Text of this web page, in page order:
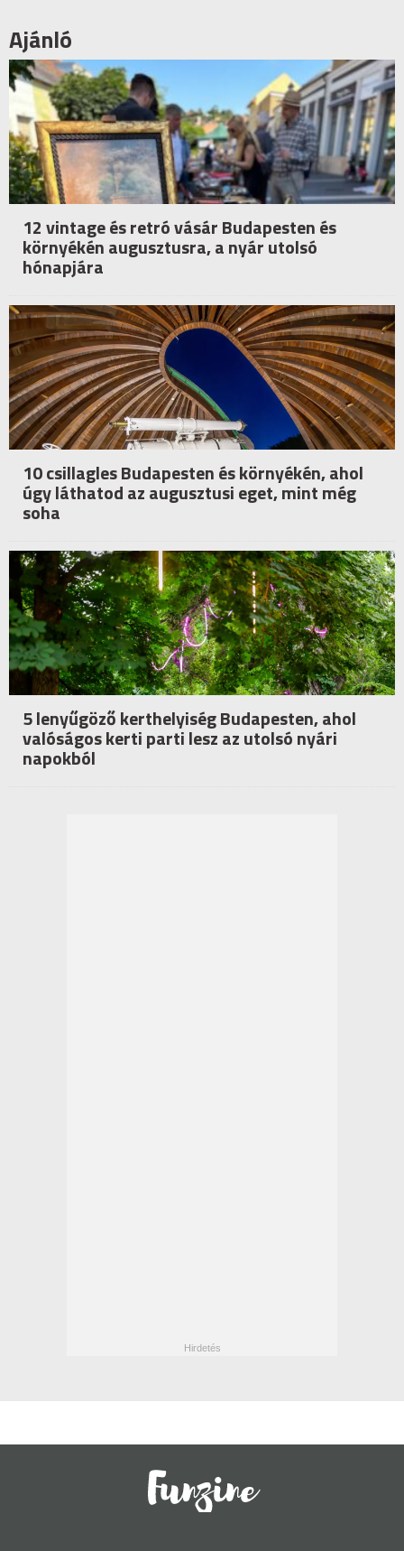
Ajánló
12 vintage és retró vásár Budapesten és
környékén augusztusra, a nyár utolsó
hónapjára
10 csillagles Budapesten és környékén, ahol
úgy láthatod az augusztusi eget, mint még
soha
5 lenyűgöző kerthelyiség Budapesten, ahol
valóságos kerti parti lesz az utolsó nyári
napokból